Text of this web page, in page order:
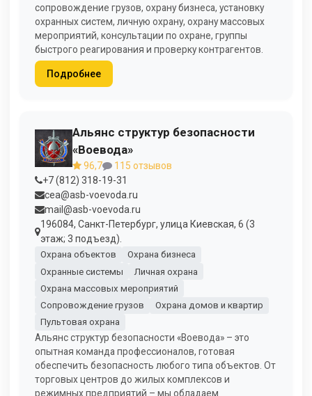
сопровождение грузов, охрану бизнеса, установку
охранных систем, личную охрану, охрану массовых
мероприятий, консультации по охране, группы
быстрого реагирования и проверку контрагентов.
Подробнее
Альянс структур безопасности
«Воевода»
96,7
115 отзывов
+7 (812) 318-19-31
cea@asb-voevoda.ru
mail@asb-voevoda.ru
196084, Санкт-Петербург, улица Киевская, 6 (3
этаж; 3 подъезд).
Охрана объектов
Охрана бизнеса
Охранные системы
Личная охрана
Охрана массовых мероприятий
Сопровождение грузов
Охрана домов и квартир
Пультовая охрана
Альянс структур безопасности «Воевода» – это
опытная команда профессионалов, готовая
обеспечить безопасность любого типа объектов. От
торговых центров до жилых комплексов и
режимных предприятий – мы обладаем